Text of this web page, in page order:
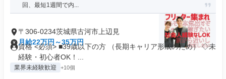
回、最短1週間で内...
〒306-0234茨城県古河市上辺見
月給22万円～35万円
資格 <必須> ■39歳以下の方 （長期キャリア形成のため） ◇未
経験・初心者OK！...
業界未経験歓迎 +10個